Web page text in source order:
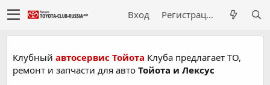
Вход Регистрация
Клубный автосервис Тойота Клуба предлагает ТО,
ремонт и запчасти для авто Тойота и Лексус